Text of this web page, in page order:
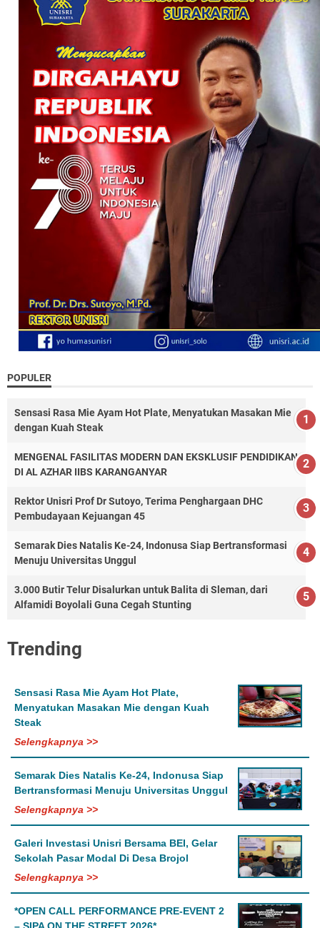
POPULER
Sensasi Rasa Mie Ayam Hot Plate, Menyatukan Masakan Mie
dengan Kuah Steak
MENGENAL FASILITAS MODERN DAN EKSKLUSIF PENDIDIKAN
DI AL AZHAR IIBS KARANGANYAR
Rektor Unisri Prof Dr Sutoyo, Terima Penghargaan DHC
Pembudayaan Kejuangan 45
Semarak Dies Natalis Ke-24, Indonusa Siap Bertransformasi
Menuju Universitas Unggul
3.000 Butir Telur Disalurkan untuk Balita di Sleman, dari
Alfamidi Boyolali Guna Cegah Stunting
Trending
Sensasi Rasa Mie Ayam Hot Plate,
Menyatukan Masakan Mie dengan Kuah
Steak
Selengkapnya >>
Semarak Dies Natalis Ke-24, Indonusa Siap
Bertransformasi Menuju Universitas Unggul
Selengkapnya >>
Galeri Investasi Unisri Bersama BEI, Gelar
Sekolah Pasar Modal Di Desa Brojol
Selengkapnya >>
*OPEN CALL PERFORMANCE PRE-EVENT 2